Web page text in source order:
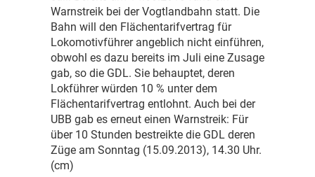
Warnstreik bei der Vogtlandbahn statt. Die
Bahn will den Flächentarifvertrag für
Lokomotivführer angeblich nicht einführen,
obwohl es dazu bereits im Juli eine Zusage
gab, so die GDL. Sie behauptet, deren
Lokführer würden 10 % unter dem
Flächentarifvertrag entlohnt. Auch bei der
UBB gab es erneut einen Warnstreik: Für
über 10 Stunden bestreikte die GDL deren
Züge am Sonntag (15.09.2013), 14.30 Uhr.
(cm)